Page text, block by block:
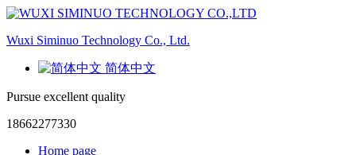
Wuxi Siminuo Technology Co., Ltd.
简体中文
Pursue excellent quality
18662277330
Home page